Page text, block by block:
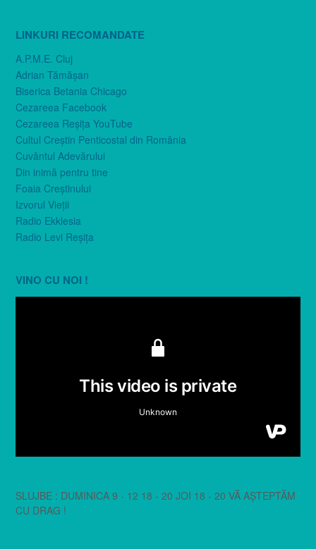
LINKURI RECOMANDATE
A.P.M.E. Cluj
Adrian Tămăşan
Biserica Betania Chicago
Cezareea Facebook
Cezareea Reşiţa YouTube
Cultul Creştin Penticostal din România
Cuvântul Adevărului
Din inimă pentru tine
Foaia Creştinului
Izvorul Vieţii
Radio Ekklesia
Radio Levi Reşiţa
VINO CU NOI !
SLUJBE : DUMINICA 9 - 12 18 - 20 JOI 18 - 20 VĂ AȘTEPTĂM
CU DRAG !